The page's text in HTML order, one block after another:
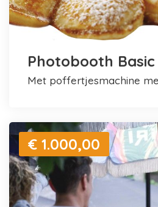
Photobooth Basic
met poffertjesmachine
€ 1.000,00